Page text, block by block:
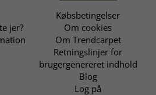
jer?
Købsbetingelser
Om cookies
Om Trendcarpet
Retningslinjer for
brugergenereret indhold
Blog
Log på